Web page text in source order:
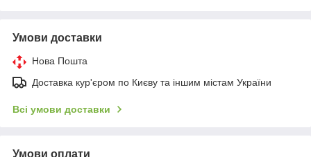
Умови доставки
Нова Пошта
Доставка кур'єром по Києву та іншим містам України
Всі умови доставки
Умови оплати